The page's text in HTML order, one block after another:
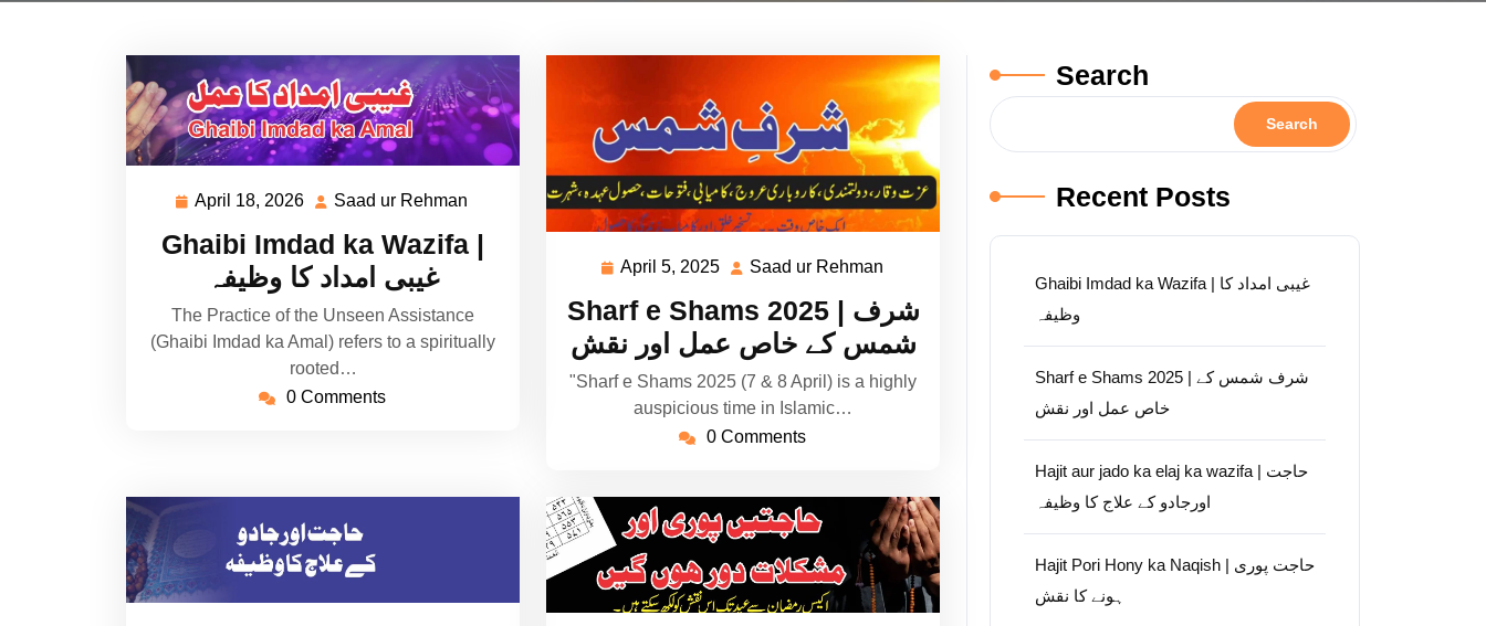
April 18, 2026 April
2026
Saad ur Rehman
Ghaibi Imdad ka Wazifa |
غیبی امداد کا وظیفہ
The Practice of the Unseen Assistance
(Ghaibi Imdad ka Amal) refers to a spiritually
rooted…
0 Comments
April 5, 2025 April
2025
Saad ur Rehman
Rehman
Sharf e Shams 2025 | شرف
شمس کے خاص عمل اور نقش
"Sharf e Shams 2025 (7 & 8 April) is a highly
auspicious time in Islamic…
0 Comments
Search
Search
Recent Posts
Ghaibi Imdad ka Wazifa | غیبی امداد کا
وظیفہ
Sharf e Shams 2025 | شرف شمس کے
خاص عمل اور نقش
Hajit aur jado ka elaj ka wazifa | حاجت
اورجادو کے علاج کا وظیفہ
Hajit Pori Hony ka Naqish | حاجت پوری
ہونے کا نقش